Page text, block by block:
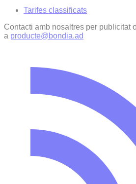
Tarifes classificats
Contacti amb nosaltres per publicitat
a producte@bondia.ad